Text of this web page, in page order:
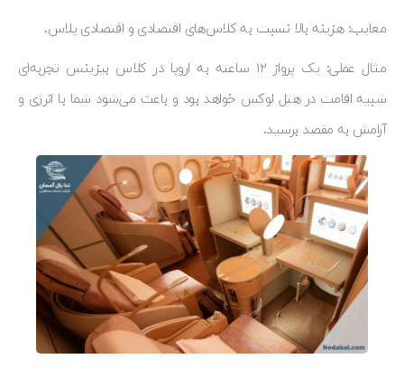
معایب: هزینه بالا نسبت به کلاس‌های اقتصادی و اقتصادی پلاس.
مثال عملی: یک پرواز ۱۲ ساعته به اروپا در کلاس بیزینس تجربه‌ای
شبیه اقامت در هتل لوکس خواهد بود و باعث می‌شود شما با انرژی و
آرامش به مقصد برسید.